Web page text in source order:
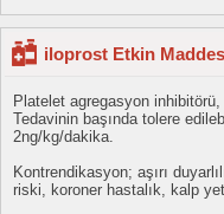
iloprost Etkin
Platelet agregasyon inhibitörü,
Tedavinin başında tolere
2ng/kg/dakika.
Kontrendikasyon; aşırı
riski, koroner hastalık, kalp